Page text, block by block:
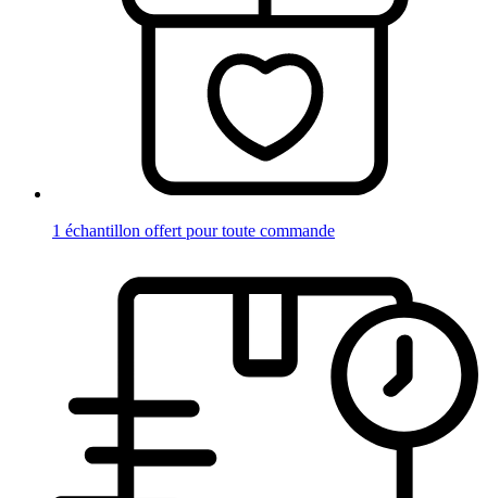
1 échantillon offert pour toute commande